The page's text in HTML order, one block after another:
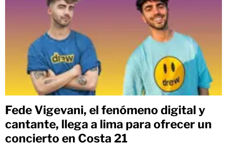
Fede Vigevani, el fenómeno digital y
cantante, llega a lima para ofrecer un
concierto en Costa 21